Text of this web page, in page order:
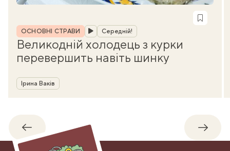
Рубрика
ОСНОВНІ СТРАВИ Середній!
Великодній холодець з курки
перевершить навіть шинку
Автор
Ірина Ваків
Назад